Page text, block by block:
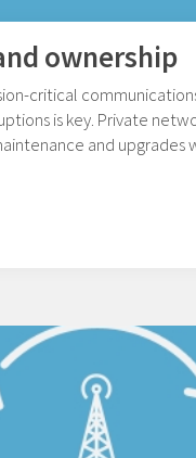
ownership
critical
is key. Private
and upgrades